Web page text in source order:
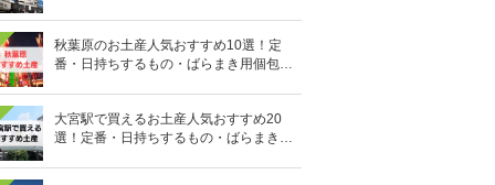
秋葉原のお土産人気おすすめ10選！定
番・日持ちするもの・ばらまき用個包装
大宮駅で買えるお土産人気おすすめ20
選！定番・日持ちするもの・ばらまき用